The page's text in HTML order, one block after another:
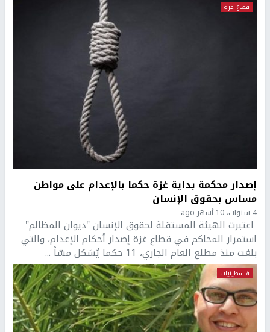
قطاع غزة
إصدار محكمة بداية غزة حكما بالإعدام على مواطن
مساس بحقوق الإنسان
4 سنوات، 10 أشهر ago
اعتبرت الهيئة المستقلة لحقوق الإنسان "ديوان المظالم"
استمرار المحاكم في قطاع غزة إصدار أحكام الإعدام، والتي
بلغت منذ مطلع العام الجاري، 11 حكما يُشكل مسّاً ...
فلسطينيات